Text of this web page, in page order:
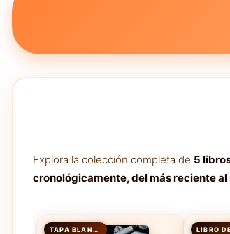
Explora la colección completa de 5
cronológicamente, del más reciente
TAPA BLANDA